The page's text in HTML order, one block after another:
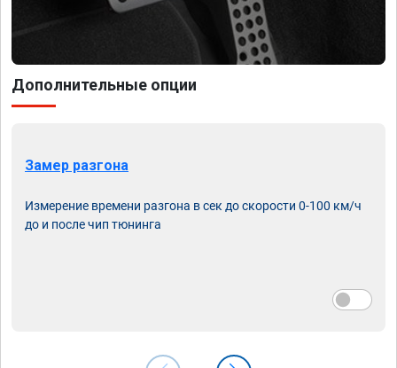
Дополнительные опции
Замер разгона
Измерение времени разгона в сек до скорости 0-100 км/ч
до и после чип тюнинга